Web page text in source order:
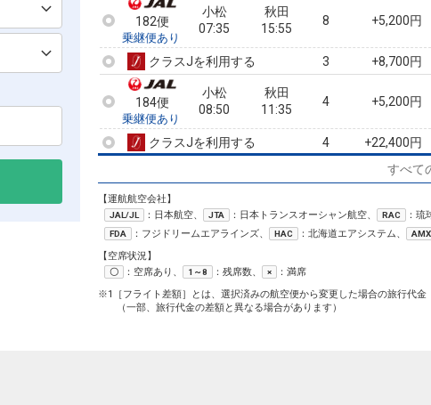
182便
乗継便あり
小松
07:35
秋田
15:55
8 +5,200円
クラスJを利用する 3 +8,700円
184便
乗継便あり
小松
08:50
秋田
11:35
4 +5,200円
クラスJを利用する 4 +22,400円
184便
乗継便あり
3 +6,700円
クラスJを利用する +22,400円
186便
乗継便あり
11:15
15:55
クラスJを利用する 2 +30,700円
すべて
【運航航空会社】
JAL/JL ：日本航空、 JTA ：日本トランスオーシャン航空、 RAC ：琉
FDA ：フジドリームエアラインズ、 HAC ：北海道エアシステム、 AMX
【空席状況】
〇 ：空席あり、 1～8 ：残席数、 ×
：満席
※1［フライト差額］とは、選択済みの航空便から変更した場合の旅行代金
（一部、旅行代金の差額と異なる場合があります）